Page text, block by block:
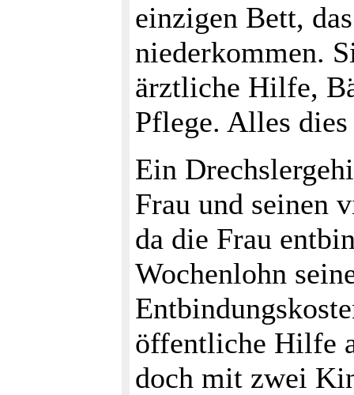
einzigen Bett,
niederkommen.
ärztliche Hilfe,
Pflege. Alles
Ein
Frau und seinen
da die Frau
Wochenlohn
öffentliche Hilfe
doch mit zwei